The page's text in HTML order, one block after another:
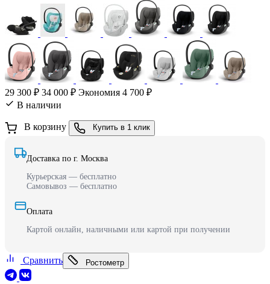
29 300 ₽ 34 000 ₽ Экономия 4 700 ₽
В наличии
В корзину Купить в 1 клик
Доставка по г. Москва
Курьерская — бесплатно
Самовывоз — бесплатно
Оплата
Картой онлайн, наличными или картой при получении
Сравнить Ростометр